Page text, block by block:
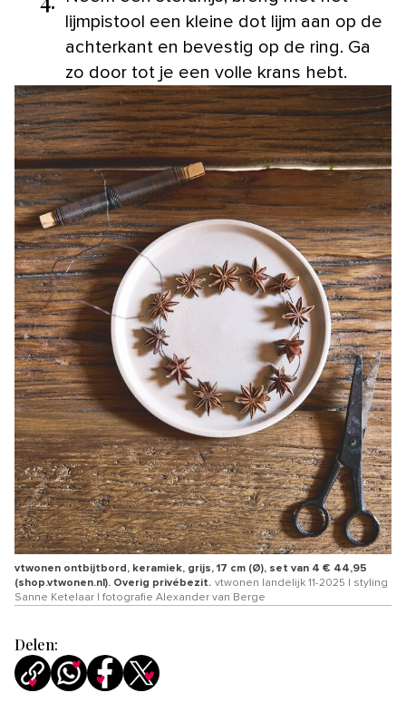
lijmpistool een kleine dot lijm aan op de
achterkant en bevestig op de ring. Ga
zo door tot je een volle krans hebt.
vtwonen ontbijtbord, keramiek, grijs, 17 cm (Ø), set van 4 € 44,95
(shop.vtwonen.nl). Overig privébezit. vtwonen landelijk 11-2025 | styling
Sanne Ketelaar | fotografie Alexander van Berge
Delen: